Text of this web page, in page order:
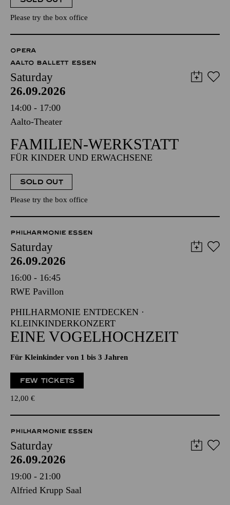
Please try the box office
OPERA
AALTO BALLETT ESSEN
Saturday
26.09.2026
14:00 - 17:00
Aalto-Theater
FAMILIEN-WERKSTATT
FÜR KINDER UND ERWACHSENE
SOLD OUT
Please try the box office
PHILHARMONIE ESSEN
Saturday
26.09.2026
16:00 - 16:45
RWE Pavillon
PHILHARMONIE ENTDECKEN ·
KLEINKINDERKONZERT
EINE VOGELHOCHZEIT
Für Kleinkinder von 1 bis 3 Jahren
FEW TICKETS
12,00 €
PHILHARMONIE ESSEN
Saturday
26.09.2026
19:00 - 21:00
Alfried Krupp Saal